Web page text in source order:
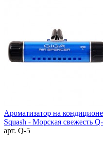
Ароматизатор на
Squash - Морская свежесть
арт. Q-5